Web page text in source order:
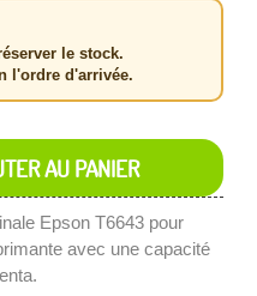
le stock.
l'ordre d'arrivée.
AU PANIER
Epson T6643 pour
avec une capacité